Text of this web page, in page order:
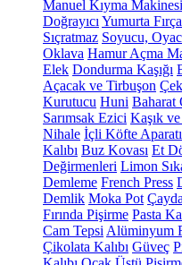
Manuel Kıyma Makinesi
Doğrayıcı Yumurta
Sıçratmaz Soyucu,
Oklava Hamur Açma
Elek Dondurma Kaşığı
Açacak ve Tirbuşon
Kurutucu Huni Baharat
Sarımsak Ezici Kaşık
Nihale İçli Köfte Aparatı
Kalıbı Buz Kovası Et
Değirmenleri Limon
Demleme French Press
Demlik Moka Pot
Fırında Pişirme Pasta
Cam Tepsi Alüminyum
Çikolata Kalıbı Güveç